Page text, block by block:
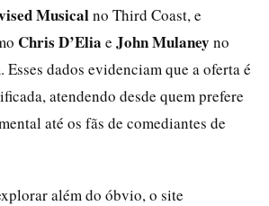
Musicalno Third Coast, e
Chris D’Elia e John Mulaney no
dados evidenciam que a oferta é
atendendo desde quem prefere
até os fãs de comediantes de
além do óbvio, o site